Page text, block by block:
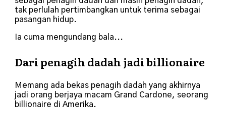
tak perlulah pertimbangkan untuk terima sebagai
pasangan hidup.
Ia cuma mengundang bala...
Dari penagih dadah jadi billionaire
Memang ada bekas penagih dadah yang akhirnya
jadi orang berjaya macam Grand Cardone, seorang
billionaire di Amerika.